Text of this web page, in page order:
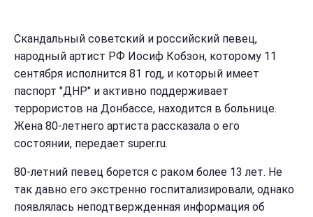
Скандальный советский и российский певец,
народный артист РФ Иосиф Кобзон, которому 11
сентября исполнится 81 год, и который имеет
паспорт "ДНР" и активно поддерживает
террористов на Донбассе, находится в больнице.
Жена 80-летнего артиста рассказала о его
состоянии, передает super.ru.
80-летний певец борется с раком более 13 лет. Не
так давно его экстренно госпитализировали, однако
появлялась неподтвержденная информация об